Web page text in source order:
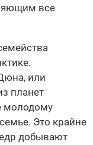
все
или
планет
молодому
Это крайне
добывают